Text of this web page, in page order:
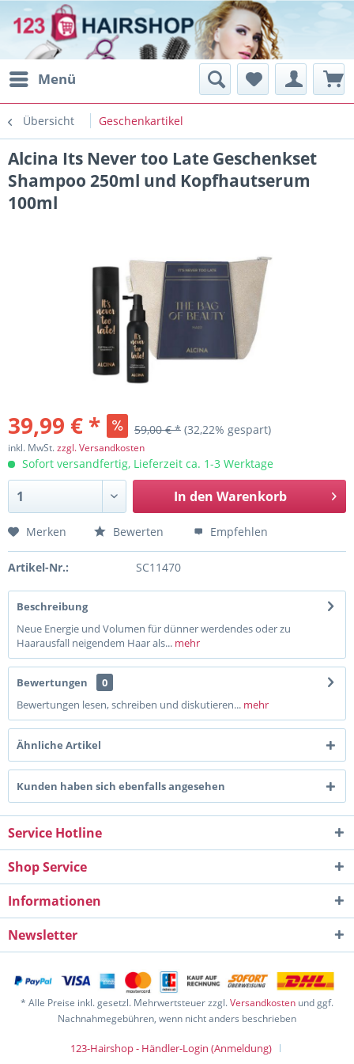
Menü
Übersicht Geschenkartikel
Alcina Its Never too Late Geschenkset
Shampoo 250ml und Kopfhautserum
100ml
39,99 € * 59,00 € * (32,22% gespart)
inkl. MwSt.zzgl. Versandkosten
Sofort versandfertig, Lieferzeit ca. 1-3 Werktage
In den Warenkorb
Merken Bewerten Empfehlen
Artikel-Nr.: SC11470
Beschreibung
Neue Energie und Volumen für dünner werdendes oder zu
Haarausfall neigendem Haar als... mehr
Bewertungen
0
Bewertungen lesen, schreiben und diskutieren... mehr
Ähnliche Artikel
Kunden haben sich ebenfalls angesehen
Service Hotline
Shop Service
Informationen
Newsletter
* Alle Preise inkl. gesetzl. Mehrwertsteuer zzgl.Versandkosten und ggf.
Nachnahmegebühren, wenn nicht anders beschrieben
123-Hairshop - Händler-Login (Anmeldung)